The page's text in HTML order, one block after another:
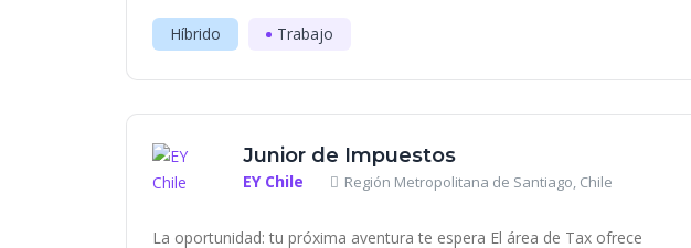
Híbrido Trabajo
Junior de Impuestos
EY Chile Región Metropolitana de Santiago, Chile
La oportunidad: tu próxima aventura te espera El área de Tax ofrece